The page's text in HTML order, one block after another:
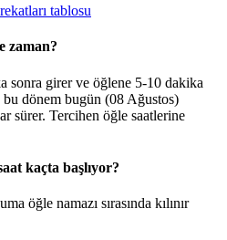
tablosu
zaman?
sonra girer ve öğlene 5-10 dakika
dönem bugün (08 Ağustos)
sürer. Tercihen öğle saatlerine
kaçta başlıyor?
öğle namazı sırasında kılınır